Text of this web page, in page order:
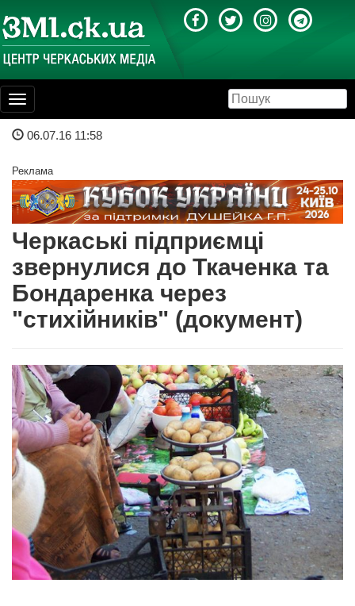
Toggle
navigation
06.07.16 11:58
Реклама
Черкаські підприємці
звернулися до Ткаченка та
Бондаренка через
"стихійників" (документ)